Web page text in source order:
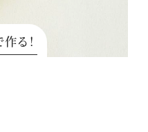
る！